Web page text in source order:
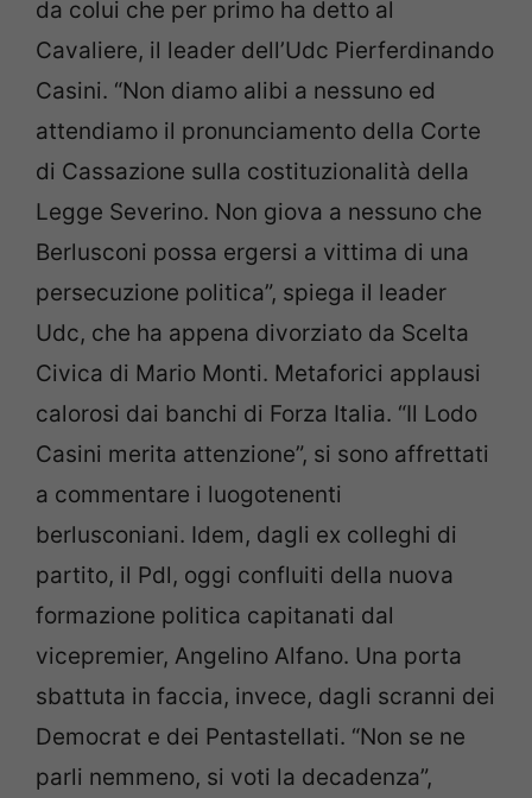
da colui che per primo ha detto al
Cavaliere, il leader dell’Udc Pierferdinando
Casini. “Non diamo alibi a nessuno ed
attendiamo il pronunciamento della Corte
di Cassazione sulla costituzionalità della
Legge Severino. Non giova a nessuno che
Berlusconi possa ergersi a vittima di una
persecuzione politica”, spiega il leader
Udc, che ha appena divorziato da Scelta
Civica di Mario Monti. Metaforici applausi
calorosi dai banchi di Forza Italia. “Il Lodo
Casini merita attenzione”, si sono affrettati
a commentare i luogotenenti
berlusconiani. Idem, dagli ex colleghi di
partito, il Pdl, oggi confluiti della nuova
formazione politica capitanati dal
vicepremier, Angelino Alfano. Una porta
sbattuta in faccia, invece, dagli scranni dei
Democrat e dei Pentastellati. “Non se ne
parli nemmeno, si voti la decadenza”,